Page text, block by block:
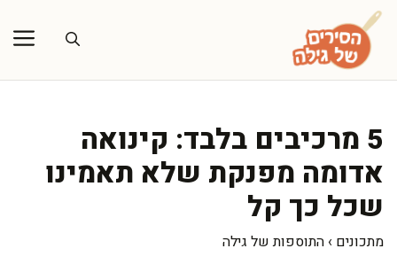
לדלג
לתוכן
5 מרכיבים בלבד: קינואה
אדומה מפנקת שלא תאמינו
שכל כך קל
מתכונים › התוספות של גילה